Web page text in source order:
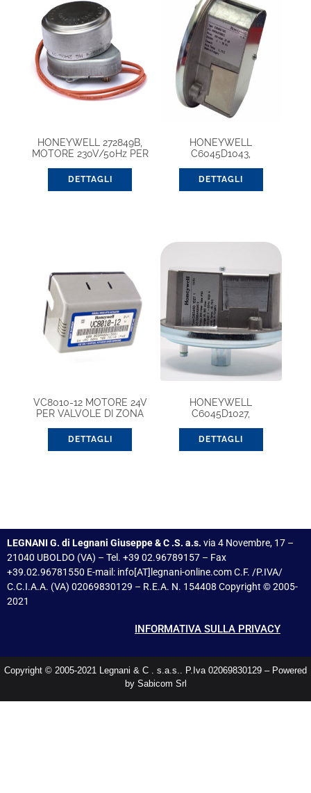
HONEYWELL 272849B,
MOTORE 230V/50Hz PER
DETTAGLI
HONEYWELL
C6045D1043,
ARIA/GAS
DETTAGLI
VC8010-12 MOTORE 24V
PER VALVOLE DI ZONA
DETTAGLI
HONEYWELL
C6045D1027,
ARIA/GAS
DETTAGLI
LEGNANI G. di Legnani Giuseppe & C .S. a.s. via 4 Novembre, 17 –
21040 UBOLDO (VA) – Tel. +39 02.96789157 – Fax
+39.02.96781550 E-mail: info[AT]legnani-online.com C.F. /P.IVA/
C.C.I.A.A. (VA) 02069830129 – R.E.A. N. 154408 Copyright © 2005-
2021
INFORMATIVA SULLA PRIVACY
Copyright © 2005-2021 Legnani & C . s.a.s.. P.Iva 02069830129 – Powered
by Sabicom Srl